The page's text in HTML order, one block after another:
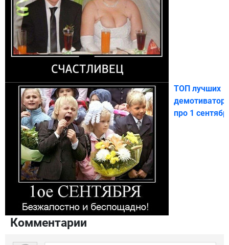
ТОП лучших
про 1
Комментарии